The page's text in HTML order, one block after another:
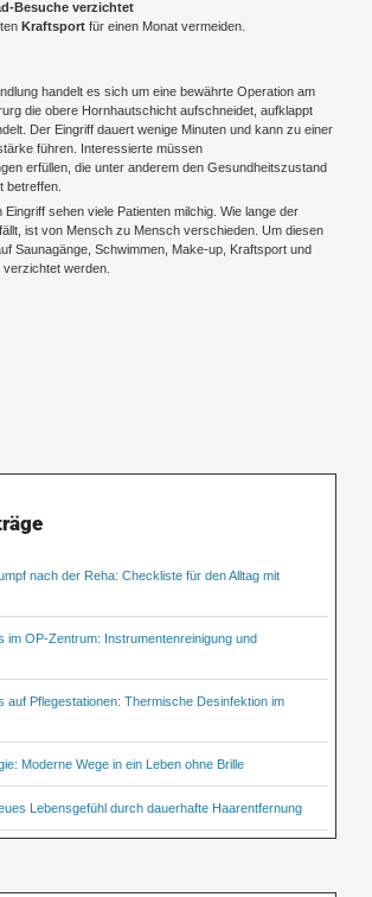
Besuche verzichtet
Kraftsport für einen Monat vermeiden.
handelt es sich um eine bewährte Operation am
die obere Hornhautschicht aufschneidet, aufklappt
Der Eingriff dauert wenige Minuten und kann zu einer
führen. Interessierte müssen
erfüllen, die unter anderem den Gesundheitszustand
betreffen.
Eingriff sehen viele Patienten milchig. Wie lange der
ist von Mensch zu Mensch verschieden. Um diesen
Saunagänge, Schwimmen, Make-up, Kraftsport und
werden.
nach der Reha: Checkliste für den Alltag mit
im OP-Zentrum: Instrumentenreinigung und
auf Pflegestationen: Thermische Desinfektion im
Moderne Wege in ein Leben ohne Brille
Lebensgefühl durch dauerhafte Haarentfernung